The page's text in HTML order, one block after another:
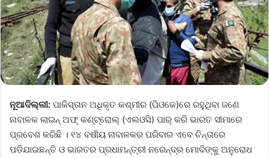
ନୂଆଦିଲ୍ଲୀ: ପାକିସ୍ତାନ ଅଧିକୃତ କଶ୍ମୀର (ପିଓକେ)ରେ ରହୁଥିବା ଜଣେ
ନାବାଳକ ଲାଇନ୍ ଅଫ୍ କଣ୍ଟ୍ରୋଲ୍ (ଏଲଓସି) ପାର୍ କରି ଭାରତ ସୀମାରେ
ପ୍ରବେଶ କରିଛି । ୧୪ ବର୍ଷୀୟ ନାବାଳକର ପରିବାର ଏବେ ଚିନ୍ତାରେ
ପଡିଯାଇଛନ୍ତି ଓ ଭାରତର ପ୍ରଧାମନ୍ତ୍ରୀ ନରେନ୍ଦ୍ର ମୋଦିଙ୍କୁ ଅନୁରୋଧ